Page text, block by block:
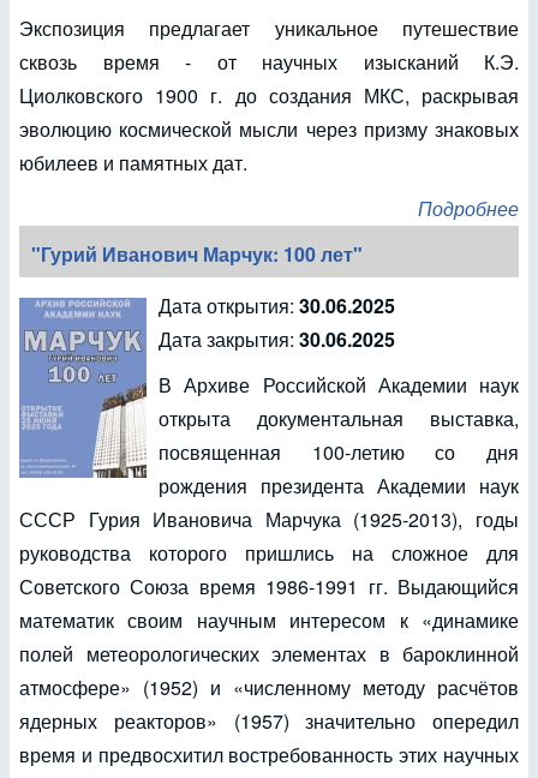
Экспозиция предлагает уникальное путешествие
сквозь время - от научных изысканий К.Э.
Циолковского 1900 г. до создания МКС, раскрывая
эволюцию космической мысли через призму знаковых
юбилеев и памятных дат.
Подробнее
"Гурий Иванович Марчук: 100 лет"
Дата открытия: 30.06.2025
Дата закрытия: 30.06.2025
В Архиве Российской Академии наук
открыта документальная выставка,
посвященная 100-летию со дня
рождения президента Академии наук
СССР Гурия Ивановича Марчука (1925-2013), годы
руководства которого пришлись на сложное для
Советского Союза время 1986-1991 гг. Выдающийся
математик своим научным интересом к «динамике
полей метеорологических элементах в бароклинной
атмосфере» (1952) и «численному методу расчётов
ядерных реакторов» (1957) значительно опередил
время и предвосхитил востребованность этих научных